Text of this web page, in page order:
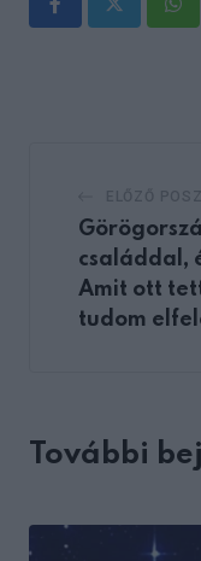
családdal,
Amit ott
tudom
További